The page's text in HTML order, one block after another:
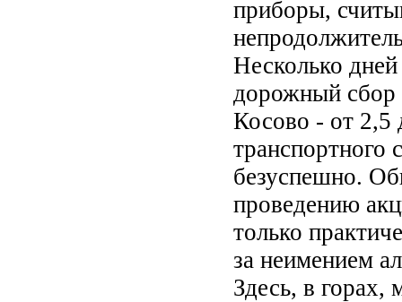
приборы,
Несколько
дорожный сбор
Косово - от 2,5
транспортного
безуспешно.
проведению
только
за неимением
Здесь, в